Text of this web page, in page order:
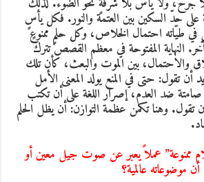
السكين بين العتمة والنور. فكل يأسٍ
طيّاته احتمال الخلاص، وكل حلمٍ ممنوعٍ
المفتوحة في معظم القصص تترك
بين الموت والبعث، كأن تلك
حتى في المنع يولد المعنى الأمل
ضد العدم، إصرار اللغة على أن تكتب
وهنا تكمن عظمة التوازن: أن يظل الحلم
عملاً يعبر عن صوت جيل معين أو
عالمية؟